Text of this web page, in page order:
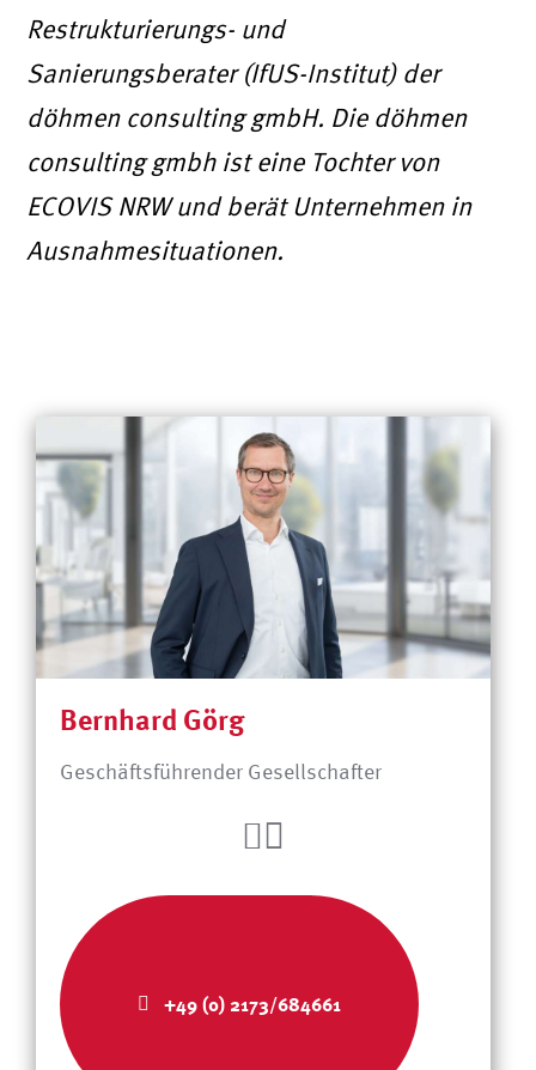
Restrukturierungs- und
Sanierungsberater (IfUS-Institut) der
döhmen consulting gmbH. Die döhmen
consulting gmbh ist eine Tochter von
ECOVIS NRW und berät Unternehmen in
Ausnahmesituationen.
Bernhard Görg
Geschäftsführender Gesellschafter
+49 (0) 2173/684661